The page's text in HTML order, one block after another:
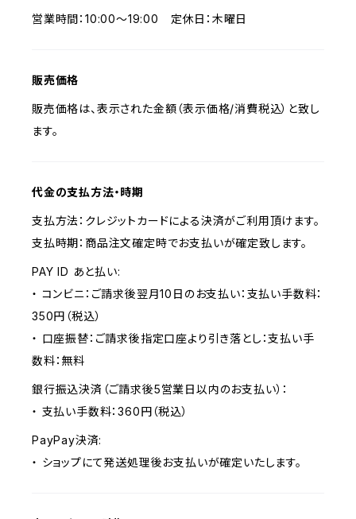
営業時間：10:00〜19:00 定休日：木曜日
販売価格
販売価格は、表示された金額（表示価格/消費税込）と致し
ます。
代金の支払方法・時期
支払方法：クレジットカードによる決済がご利用頂けます。
支払時期：商品注文確定時でお支払いが確定致します。
PAY ID あと払い:
・ コンビニ：ご請求後翌月10日のお支払い：支払い手数料：
350円（税込）
・ 口座振替：ご請求後指定口座より引き落とし：支払い手
数料：無料
銀行振込決済（ご請求後5営業日以内のお支払い）：
・ 支払い手数料：360円（税込）
PayPay決済:
・ ショップにて発送処理後お支払いが確定いたします。